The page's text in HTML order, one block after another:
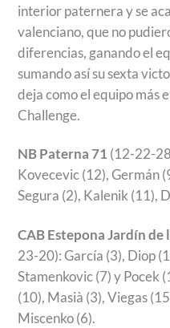
interior paternera y se
valenciano, que no
diferencias, ganando el
sumando así su sexta
deja como el equipo más
Challenge.
NB Paterna 71 (12-22-
Kovecevic (12), Germán
Segura (2), Kalenik (11),
CAB Estepona Jardín de
23-20): García (3), Diop
Stamenkovic (7) y Pocek
(10), Masià (3), Viegas
Miscenko (6).